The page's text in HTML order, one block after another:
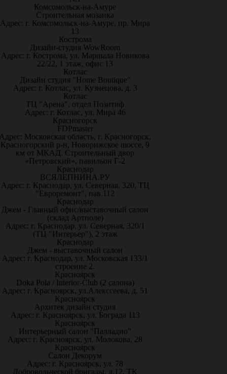
Комсомольск-на-Амуре
Строительная мозаика
Адрес: г. Комсомольск-на-Амуре, пр. Мира
13
Кострома
Дизайн-студия WowRoom
Адрес: г. Кострома, ул. Маршала Новикова
22/22, 1 этаж, офис 13
Котлас
Дизайн студия "Home Boutique"
Адрес: г. Котлас, ул. Кузнецова, д. 3
Котлас
ТЦ "Арена", отдел Позитиф
Адрес: г. Котлас, ул. Мира 46
Красногорск
FDPmaster
Московская область, г. Красногорск,
Красногорский р-н, Новорижское шоссе, 9
км от МКАД. Строительный двор
«Петровский», павильон Г-2
Краснодар
ВСЯЛЕПНИНА.РУ
Адрес: г. Краснодар, ул. Северная, 320, ТЦ
"Евроремонт", пав.112
Краснодар
Джем - Главный офис/выставочный салон
(склад Артполе)
Адрес: г. Краснодар, ул. Северная, 320/1
(ТЦ "Интерьер"), 2 этаж
Краснодар
Джем - выставочный салон
Адрес: г. Краснодар, ул. Московская 133/1
строение 2.
Красноярск
Doka Pola / Interior-Club (2 салона)
Адрес: г. Красноярск, ул.Алекссеева, д. 51
Красноярск
Архитек дизайн студия
Адрес: г. Красноярск, ул. Бограда 113
Красноярск
Интерьерный салон "Палладио"
Адрес: г. Красноярск, ул. Молокова, 28
Красноярск
Салон Декорум
Адрес: г. Красноярск, ул. 78
Добровольческой бригады, д.12, ТК